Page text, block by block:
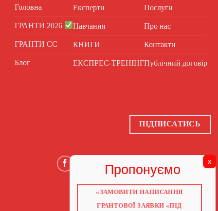
Головна
ГРАНТИ 2026
ГРАНТИ ЄС
Блог
Експерти
Навчання
КНИГИ
ЕКСПРЕС-ТРЕНІНГ
Послуги
Про нас
Контакти
Публічний договір
ПІДПИСАТИСЬ
ПРО НАС
«ЗАМОВИТИ НАПИСАННЯ
ГРАНТОВОЇ ЗАЯВКИ «ПІД